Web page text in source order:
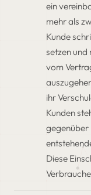
ein
mehr als
Kunde
setzen und
vom
ihr
Kunden
gegenüber
Diese